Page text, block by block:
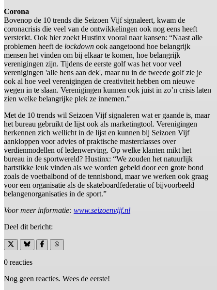
Corona
Bovenop de 10 trends die Seizoen Vijf signaleert, kwam de
coronacrisis die veel van de ontwikkelingen ook nog eens heeft
versterkt. Ook hier zoekt Hustinx vooral naar kansen: “Naast alle
problemen heeft de lockdown ook aangetoond hoe belangrijk
mensen het vinden om bij elkaar te komen, hoe belangrijk
verenigingen zijn. Tijdens de eerste golf was het voor veel
verenigingen 'alle hens aan dek', maar nu in de tweede golf zie je
ook al hoe veel verenigingen de creativiteit hebben om nieuwe
wegen in te slaan. Verenigingen kunnen ook juist in zo’n crisis laten
zien welke belangrijke plek ze innemen.”
Met de 10 trends wil Seizoen Vijf signaleren wat er gaande is, maar
het bureau gebruikt de lijst ook als marketingtool. Verenigingen
herkennen zich wellicht in de lijst en kunnen bij Seizoen Vijf
aankloppen voor advies of praktische masterclasses over
verdienmodellen of ledenwerving. Op welke klanten mikt het
bureau in de sportwereld? Hustinx: “We zouden het natuurlijk
hartstikke leuk vinden als we worden gebeld door een grote bond
zoals de voetbalbond of de tennisbond, maar we werken ook graag
voor een organisatie als de skateboardfederatie of bijvoorbeeld
belangenorganisaties in de sport.”
Voor meer informatie: www.seizoenvijf.nl
Deel dit bericht:
0 reacties
Nog geen reacties. Wees de eerste!